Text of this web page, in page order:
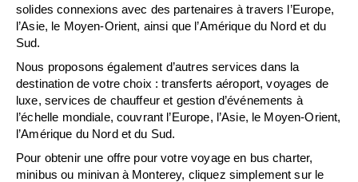
solides connexions avec des partenaires à travers l’Europe,
l’Asie, le Moyen-Orient, ainsi que l’Amérique du Nord et du
Sud.
Nous proposons également d’autres services dans la
destination de votre choix : transferts aéroport, voyages de
luxe, services de chauffeur et gestion d’événements à
l’échelle mondiale, couvrant l’Europe, l’Asie, le Moyen-Orient,
l’Amérique du Nord et du Sud.
Pour obtenir une offre pour votre voyage en bus charter,
minibus ou minivan à Monterey, cliquez simplement sur le